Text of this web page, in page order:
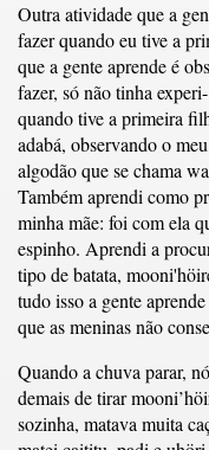
Outra atividade que a
fazer quando eu tive a
que a gente aprende é
fazer, só não tinha
quando tive a primeira
adabá, observando o
algodão que se chama
Também aprendi como
minha mãe: foi com ela
espinho. Aprendi a
tipo de batata,
tudo isso a gente
que as meninas não
Quando a chuva parar,
demais de tirar
sozinha, matava muita